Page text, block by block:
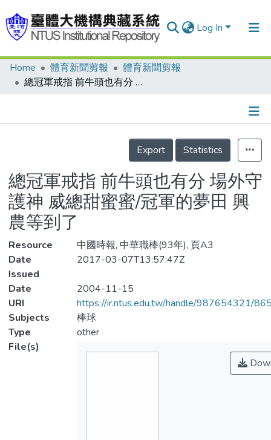
Log In
Communities & Collections
Statistics
Home 體育新聞剪報
體育新聞剪報
總冠軍戒指 前牛頭也有分 場外守護神 威總甜蜜蜜/冠軍的夢田 興農等到了
Details
Export
Statistics
總冠軍戒指 前牛頭也有分 場外守
護神 威總甜蜜蜜/冠軍的夢田 興
農等到了
Resource
中國時報, 中華職棒(93年), 頁A3
Date
Issued
2017-03-07T13:57:47Z
Date
2004-11-15
URI
https://ir.ntus.edu.tw/handle/987654321/
Subjects
棒球
Type
other
File(s)